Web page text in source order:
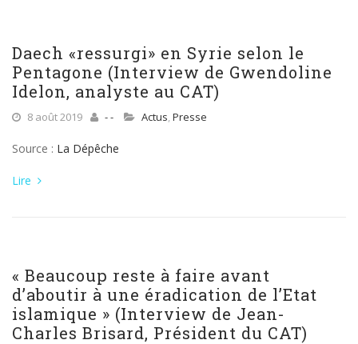
Daech «ressurgi» en Syrie selon le
Pentagone (Interview de Gwendoline
Idelon, analyste au CAT)
8 août 2019 - - Actus, Presse
Source : La Dépêche
Lire
« Beaucoup reste à faire avant
d’aboutir à une éradication de l’Etat
islamique » (Interview de Jean-
Charles Brisard, Président du CAT)